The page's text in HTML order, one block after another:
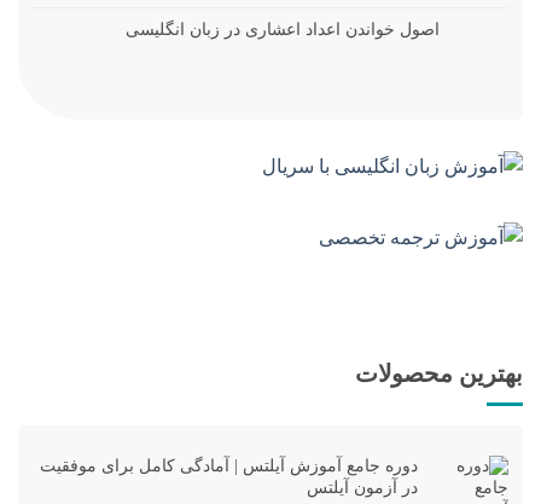
اصول خواندن اعداد اعشاری در زبان انگلیسی
بهترین محصولات
دوره جامع آموزش آیلتس | آمادگی کامل برای موفقیت
در آزمون آیلتس